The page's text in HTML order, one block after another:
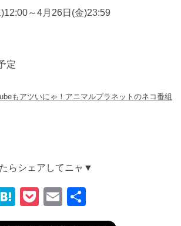
～4月26日(金)23:59
定
もアツいにゃ！アニマルプラネットのネコ番組
らシェアしてニャ▼
F
H
at
P
o
E
m 有